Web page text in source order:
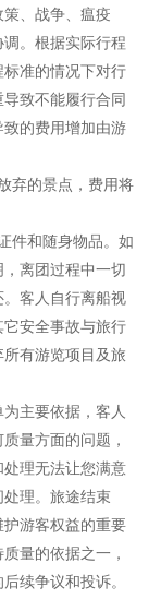
、战争、瘟疫
。根据实际行程
准的情况下对行
致不能履行合同
的费用增加由游
弃的景点，费用将
件和随身物品。如
离团过程中一切
客人自行离船视
它安全事故与旅行
有游览项目及旅
主要依据，客人
量方面的问题，
理无法让您满意
理。旅途结束
游客权益的重要
量的依据之一，
续争议和投诉。